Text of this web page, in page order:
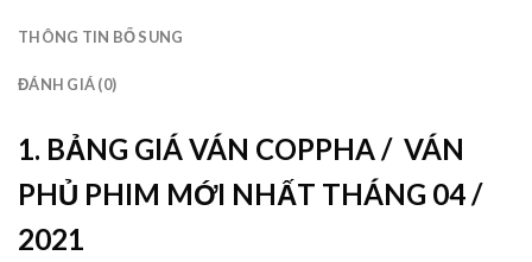
THÔNG TIN BỔ SUNG
ĐÁNH GIÁ (0)
1. BẢNG GIÁ VÁN COPPHA / VÁN
PHỦ PHIM MỚI NHẤT THÁNG 04 /
2021